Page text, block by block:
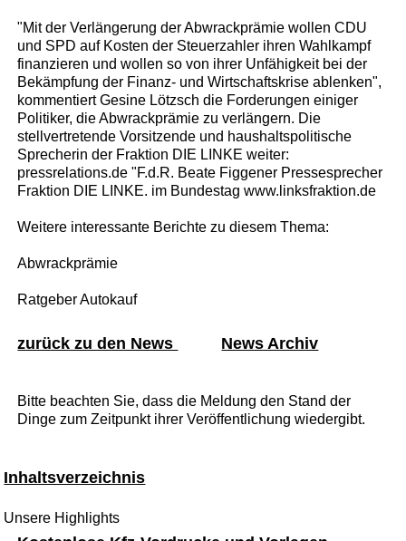
"Mit der Verlängerung der Abwrackprämie wollen CDU
und SPD auf Kosten der Steuerzahler ihren Wahlkampf
finanzieren und wollen so von ihrer Unfähigkeit bei der
Bekämpfung der Finanz- und Wirtschaftskrise ablenken",
kommentiert Gesine Lötzsch die Forderungen einiger
Politiker, die Abwrackprämie zu verlängern. Die
stellvertretende Vorsitzende und haushaltspolitische
Sprecherin der Fraktion DIE LINKE weiter:
pressrelations.de "F.d.R. Beate Figgener Pressesprecher
Fraktion DIE LINKE. im Bundestag www.linksfraktion.de
Weitere interessante Berichte zu diesem Thema:
Abwrackprämie
Ratgeber Autokauf
zurück zu den News News Archiv
Bitte beachten Sie, dass die Meldung den Stand der
Dinge zum Zeitpunkt ihrer Veröffentlichung wiedergibt.
Inhaltsverzeichnis
Unsere Highlights